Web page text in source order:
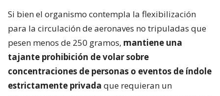
Si bien el organismo contempla la flexibilización
para la circulación de aeronaves no tripuladas que
pesen menos de 250 gramos, mantiene una
tajante prohibición de volar sobre
concentraciones de personas o eventos de índole
estrictamente privada que requieran un